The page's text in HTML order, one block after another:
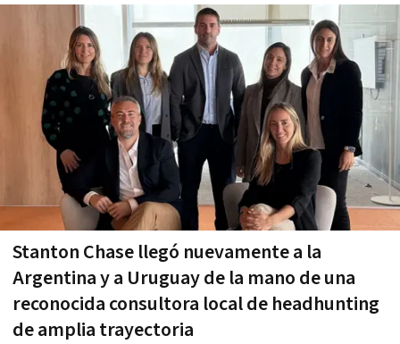
Stanton Chase llegó nuevamente a la
Argentina y a Uruguay de la mano de una
reconocida consultora local de headhunting
de amplia trayectoria